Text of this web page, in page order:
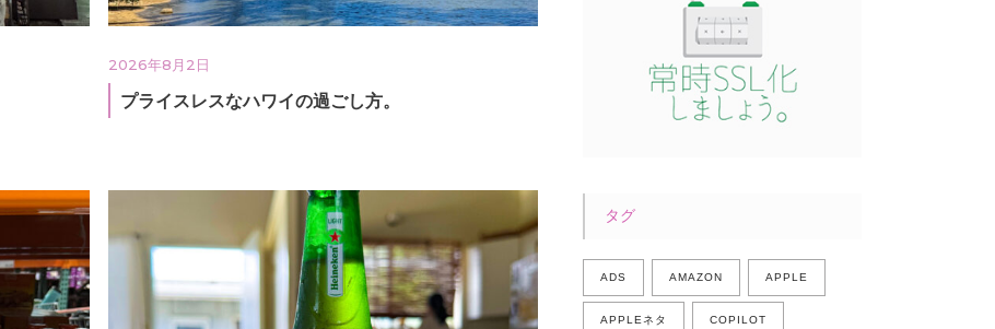
2026年8月2日
プライスレスなハワイの過ごし方。
タグ
ADS AMAZON APPLE
APPLEネタ COPILOT